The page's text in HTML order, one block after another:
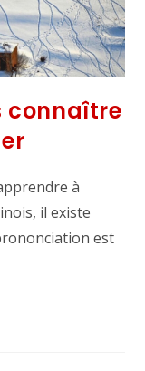
connaître
à
il existe
est